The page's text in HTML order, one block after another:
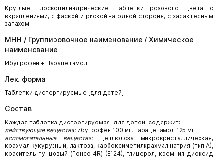
Круглые плоскоцилиндрические таблетки розового цвета с
вкраплениями, с фаской и риской на одной стороне, с характерным
запахом.
МНН / Группировочное наименование / Химическое
наименование
Ибупрофен + Парацетамол
Лек. форма
Таблетки диспергируемые [для детей]
Состав
Каждая таблетка диспергируемая [для детей] содержит:
действующие вещества:ибупрофен 100 мг, парацетамол 125 мг
вспомогательные вещества:целлюлоза микрокристаллическая,
крахмал кукурузный, лактоза, карбоксиметилкрахмал натрия (тип А),
краситель пунцовый (Понсо 4R) (Е124), глицерол, кремния диоксид